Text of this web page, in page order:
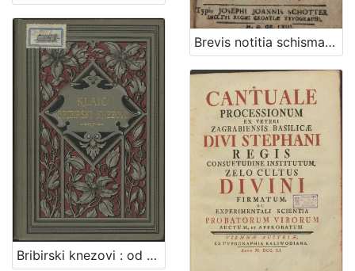
Brevis notitia schismatis Graeci, et controversiarum orientalium, in quaestiones didacticas, chronologico-historicas, et dogmaticas digesta / a p. Joan. Bapt. Simunics e Soc. Jesu. ; [Assertiones theologicas De sacramenti poenitentiae, extremae unctionis, ordinis, & matrimonii, in ... S.J. Academia Zagrabiensi publice propugnaret ... Andreas Novoszel Croata Ivanicsensis, ss. theologiae in tertium
Bribirski knezovi : od plemena Šubić do god. 1347. : sa jednom rodoslovnom tablicom / Vjekoslav Klaić